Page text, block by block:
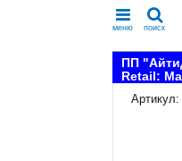
меню поиск
ПП
Retail:
Артикул: